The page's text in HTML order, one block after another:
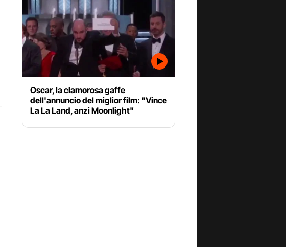
Oscar, la clamorosa gaffe
dell'annuncio del miglior film: "Vince
La La Land, anzi Moonlight"